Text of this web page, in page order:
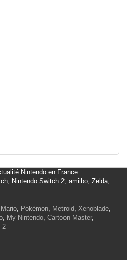
Nintendo en France
Nintendo Switch 2, amiibo, Zelda,
Mario, Pokémon, Metroid, Xenoblade,
, My Nintendo, Cartoon Master,
2